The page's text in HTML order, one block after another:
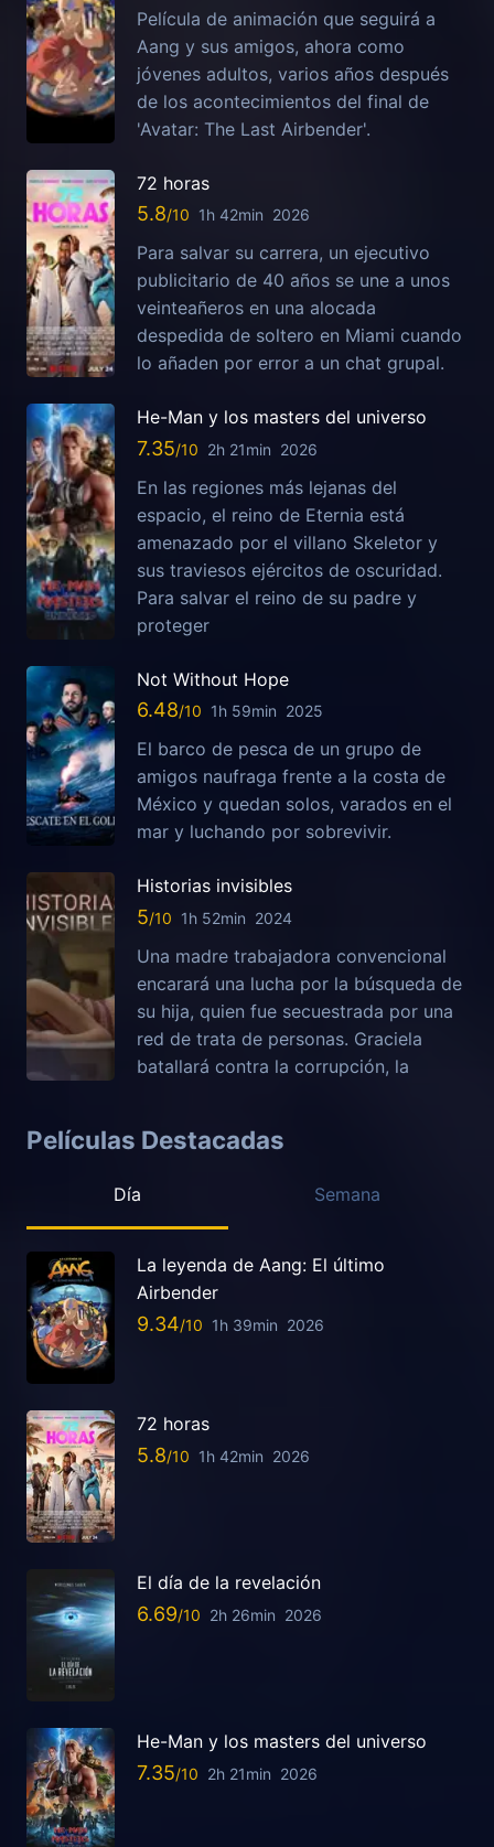
Película de animación que seguirá a
Aang y sus amigos, ahora como
jóvenes adultos, varios años después
de los acontecimientos del final de
'Avatar: The Last Airbender'.
72 horas
5.8 1h 42min 2026
Para salvar su carrera, un ejecutivo
publicitario de 40 años se une a unos
veinteañeros en una alocada
despedida de soltero en Miami cuando
lo añaden por error a un chat grupal.
He-Man y los masters del universo
7.35 2h 21min 2026
En las regiones más lejanas del
espacio, el reino de Eternia está
amenazado por el villano Skeletor y
sus traviesos ejércitos de oscuridad.
Para salvar el reino de su padre y
proteger
Not Without Hope
6.48 1h 59min 2025
El barco de pesca de un grupo de
amigos naufraga frente a la costa de
México y quedan solos, varados en el
mar y luchando por sobrevivir.
Historias invisibles
5 1h 52min 2024
Una madre trabajadora convencional
encarará una lucha por la búsqueda de
su hija, quien fue secuestrada por una
red de trata de personas. Graciela
batallará contra la corrupción, la
Películas Destacadas
Día Semana
La leyenda de Aang: El último
Airbender
9.34 1h 39min 2026
72 horas
5.8 1h 42min 2026
El día de la revelación
6.69 2h 26min 2026
He-Man y los masters del universo
7.35 2h 21min 2026